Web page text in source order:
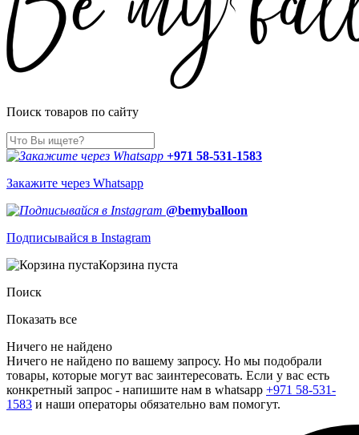
Поиск товаров по сайту
+971 58-531-1583
Закажите через Whatsapp
@bemyballoon
Подписывайся в Instagram
Корзина пуста
Поиск
Показать все
Ничего не найдено
Ничего не найдено по вашему запросу. Но мы подобрали
товары, которые могут вас заинтересовать. Если у вас есть
конкретный запрос - напишите нам в whatsapp +971 58-531-
1583 и наши операторы обязательно вам помогут.